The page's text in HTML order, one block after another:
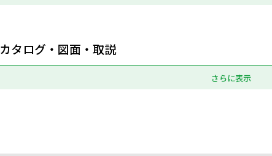
カタログ・図面・取説
さらに表示